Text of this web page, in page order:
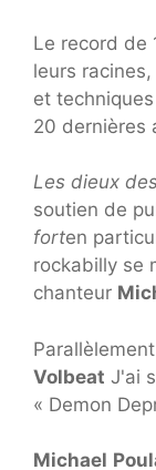
Le record de
leurs
et
20 dernières
Les dieux
soutien de
forten
rockabilly se
chanteur
Volbeat J'ai
« Demon
Michael